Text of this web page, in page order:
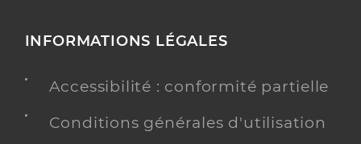
INFORMATIONS LÉGALES
Accessibilité : conformité partielle
Conditions générales d'utilisation